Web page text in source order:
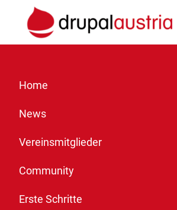
Home
News
Vereinsmitglieder
Community
Erste Schritte